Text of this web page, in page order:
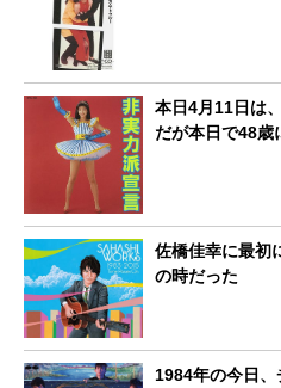
本日4月11日は
だが本日で48歳
佐橋佳幸に最初
の時だった
1984年の今日